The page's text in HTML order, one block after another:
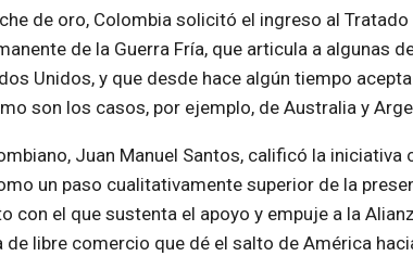
de oro, Colombia solicitó el ingreso al
de la Guerra Fría, que articula a algunas
Unidos, y que desde hace algún tiempo
son los casos, por ejemplo, de Australia y
Juan Manuel Santos, calificó la iniciativa
un paso cualitativamente superior de la
con el que sustenta el apoyo y empuje a la
de libre comercio que dé el salto de América